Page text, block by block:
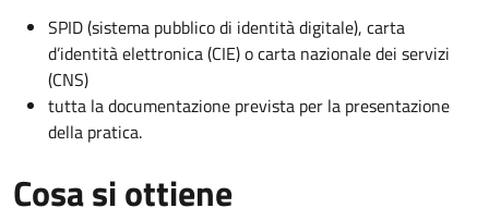
SPID (sistema pubblico di identità digitale), carta
d’identità elettronica (CIE) o carta nazionale dei servizi
(CNS)
tutta la documentazione prevista per la presentazione
della pratica.
Cosa si ottiene